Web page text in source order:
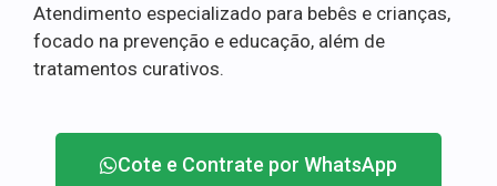
Atendimento especializado para bebês e crianças,
focado na prevenção e educação, além de
tratamentos curativos.
Cote e Contrate por WhatsApp